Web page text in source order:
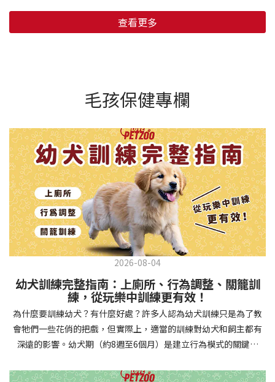
查看更多
毛孩保健專欄
2026-08-04
幼犬訓練完整指南：上廁所、行為調整、關籠訓
練，從玩樂中訓練更有效！
為什麼要訓練幼犬？有什麼好處？許多人認為幼犬訓練只是為了教
會牠們一些花俏的把戲，但實際上，適當的訓練對幼犬和飼主都有
深遠的影響。幼犬期（約8週至6個月）是建立行為模式的關鍵時
的行為問題，並建立人犬間的健康關係。 建立安全健康的生活環境